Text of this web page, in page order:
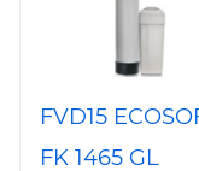
FVD15
FK 1465 GL